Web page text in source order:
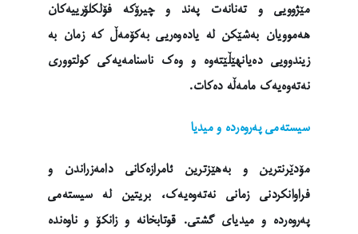
مێژوویی و تەنانەت پەند و چیرۆکە فۆلکلۆرییەکان
هەموویان بەشێکن لە یادەوەریی بەکۆمەڵ کە زمان بە
زیندوویی دەیانهێڵێتەوە و وەک ناسنامەیەکی کولتووری
نەتەوەیەک مامەڵە دەکات.
سیستەمی پەروەردە و میدیا
مۆدێرنترین و بەهێزترین ئامرازەکانی دامەزراندن و
فراوانکردنی زمانی نەتەوەیەک، بریتین لە سیستەمی
پەروەردە و میدیای گشتی. قوتابخانە و زانکۆ و ناوەندە